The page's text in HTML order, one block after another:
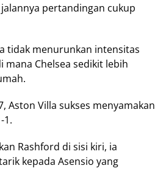
pertandingan cukup
tidak menurunkan intensitas
mana Chelsea sedikit lebih
Aston Villa sukses menyamakan
1.
Rashford di sisi kiri, ia
kepada Asensio yang